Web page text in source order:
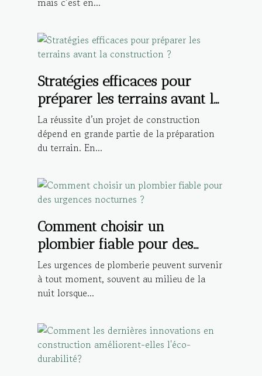
Stratégies efficaces pour
préparer les terrains avant la
construction ?
La réussite d’un projet de construction
dépend en grande partie de la préparation
du terrain. En...
Comment choisir un
plombier fiable pour des
urgences nocturnes ?
Les urgences de plomberie peuvent survenir
à tout moment, souvent au milieu de la
nuit lorsque...